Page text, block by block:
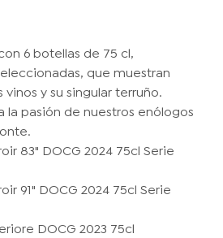
6 botellas de 75 cl,
que muestran
y su singular terruño.
la pasión de nuestros enólogos
83" DOCG 2024 75cl Serie
91" DOCG 2024 75cl Serie
DOCG 2023 75cl